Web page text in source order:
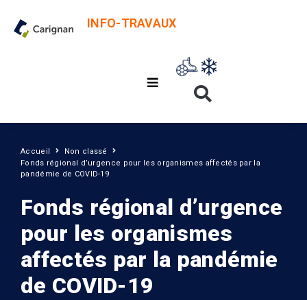
INFO-TRAVAUX
Accueil
Non classé
Fonds régional d’urgence pour les organismes affectés par la
pandémie de COVID-19
Fonds régional d’urgence
pour les organismes
affectés par la pandémie
de COVID-19